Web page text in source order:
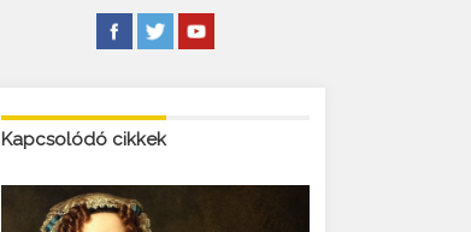
Kapcsolódó cikkek